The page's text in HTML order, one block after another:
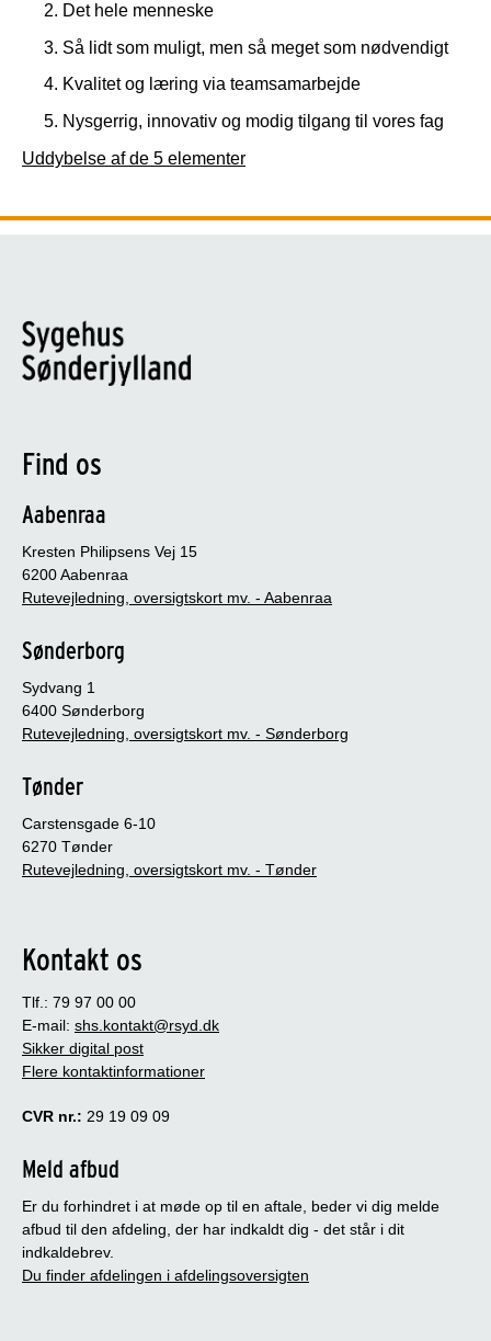
Det hele menneske
Så lidt som muligt, men så meget som nødvendigt
Kvalitet og læring via teamsamarbejde
Nysgerrig, innovativ og modig tilgang til vores fag
Uddybelse af de 5 elementer
Find os
Aabenraa
Kresten Philipsens Vej 15
6200 Aabenraa
Rutevejledning, oversigtskort mv. - Aabenraa
Sønderborg
Sydvang 1
6400 Sønderborg
Rutevejledning, oversigtskort mv. - Sønderborg
Tønder
Carstensgade 6-10
6270 Tønder
Rutevejledning, oversigtskort mv. - Tønder
Kontakt os
Tlf.: 79 97 00 00
E-mail: shs.kontakt@rsyd.dk
Sikker digital post
Flere kontaktinformationer
CVR nr.: 29 19 09 09
Meld afbud
Er du forhindret i at møde op til en aftale, beder vi dig melde
afbud til den afdeling, der har indkaldt dig - det står i dit
indkaldebrev.
Du finder afdelingen i afdelingsoversigten